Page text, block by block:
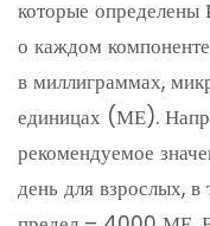
которые
о каждом
в миллиграммах,
единицах (МЕ).
рекомендуемое
день для взрослых,